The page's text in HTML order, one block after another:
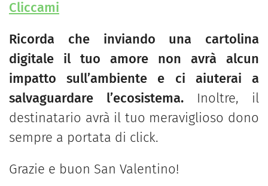
Cliccami
Ricorda che inviando una cartolina
digitale il tuo amore non avrà alcun
impatto sull’ambiente e ci aiuterai a
salvaguardare l’ecosistema. Inoltre, il
destinatario avrà il tuo meraviglioso dono
sempre a portata di click.
Grazie e buon San Valentino!